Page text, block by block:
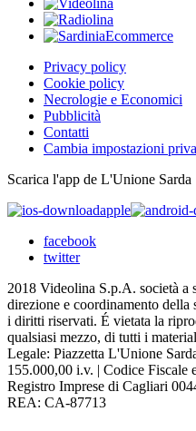
Privacy policy
Cookie policy
Necrologie e Economici
Pubblicità
Contatti
Cambia impostazioni
Scarica l'app de L'Unione Sarda
apple
facebook
twitter
2018 Videolina S.p.A. società a
direzione e coordinamento
i diritti riservati. É vietata la
qualsiasi mezzo, di tutti i
Legale: Piazzetta L'Unione
155.000,00 i.v. | Codice
Registro Imprese di Cagliari
REA: CA-87713